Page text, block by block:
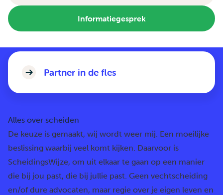
Informatiegesprek
Partner in de fles
Alles over scheiden
De keuze is gemaakt, wij wordt weer mij. Een moeilijke
beslissing waarbij veel komt kijken. Daarvoor is
ScheidingsWijze, om uit elkaar te gaan op een manier
die bij jou past, die bij jullie past. Geen vechtscheiding
en/of dure advocaten, maar regie over je eigen leven en